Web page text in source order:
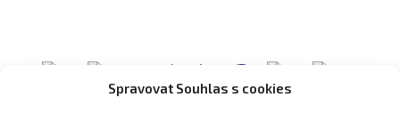
Spravovat Souhlas s cookies